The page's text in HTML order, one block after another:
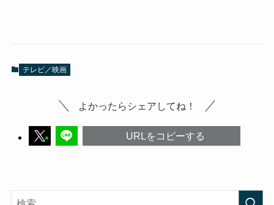
テレビ／映画
よかったらシェアしてね！
URLをコピーする